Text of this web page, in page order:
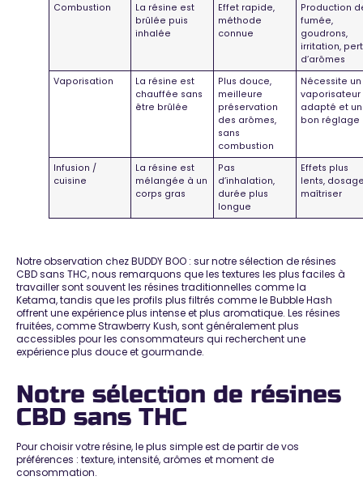
Combustion
La résine est
brûlée puis
inhalée
Effet rapide,
méthode
connue
Production
fumée,
goudrons,
irritation,
d’arômes
Vaporisation
La résine est
chauffée sans
être brûlée
Plus douce,
meilleure
préservation
des arômes,
sans
combustion
Nécessite un
vaporisateur
adapté et un
bon réglage
Infusion /
cuisine
La résine est
mélangée à un
corps gras
Pas
d’inhalation,
durée plus
longue
Effets plus
lents,
maîtriser
Notre observation chez BUDDY BOO : sur notre sélection de résines
CBD sans THC, nous remarquons que les textures les plus faciles à
travailler sont souvent les résines traditionnelles comme la
Ketama, tandis que les profils plus filtrés comme le Bubble Hash
offrent une expérience plus intense et plus aromatique. Les résines
fruitées, comme Strawberry Kush, sont généralement plus
accessibles pour les consommateurs qui recherchent une
expérience plus douce et gourmande.
Notre sélection de résines
CBD sans THC
Pour choisir votre résine, le plus simple est de partir de vos
préférences : texture, intensité, arômes et moment de
consommation.